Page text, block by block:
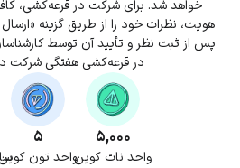
خواهد شد. برای شرکت در قرعه‌کشی،
هویت، نظرات خود را از طریق گزینه
پس از ثبت نظر و تأیید آن توسط
در قرعه‌کشی هفتگی شرکت
۵,۰۰۰
واحد نات کوین
۵
واحد تون کوین